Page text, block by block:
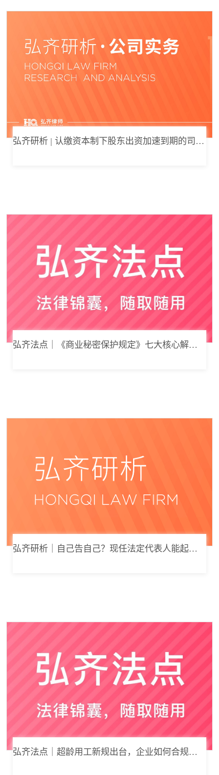
弘齐研析 | 认缴资本制下股东出资加速到期的司法边界与例外体系
弘齐法点｜《商业秘密保护规定》七大核心解读，浅谈企业商业秘密合规管理新思路
弘齐研析｜自己告自己？现任法定代表人能起诉公司索要劳动报酬吗？
弘齐法点｜超龄用工新规出台，企业如何合规用工